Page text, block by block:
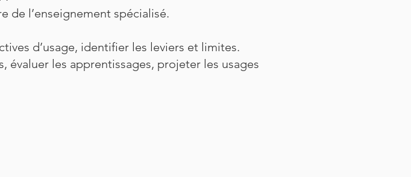
de l’enseignement spécialisé.
d’usage, identifier les leviers et limites.
évaluer les apprentissages, projeter les usages